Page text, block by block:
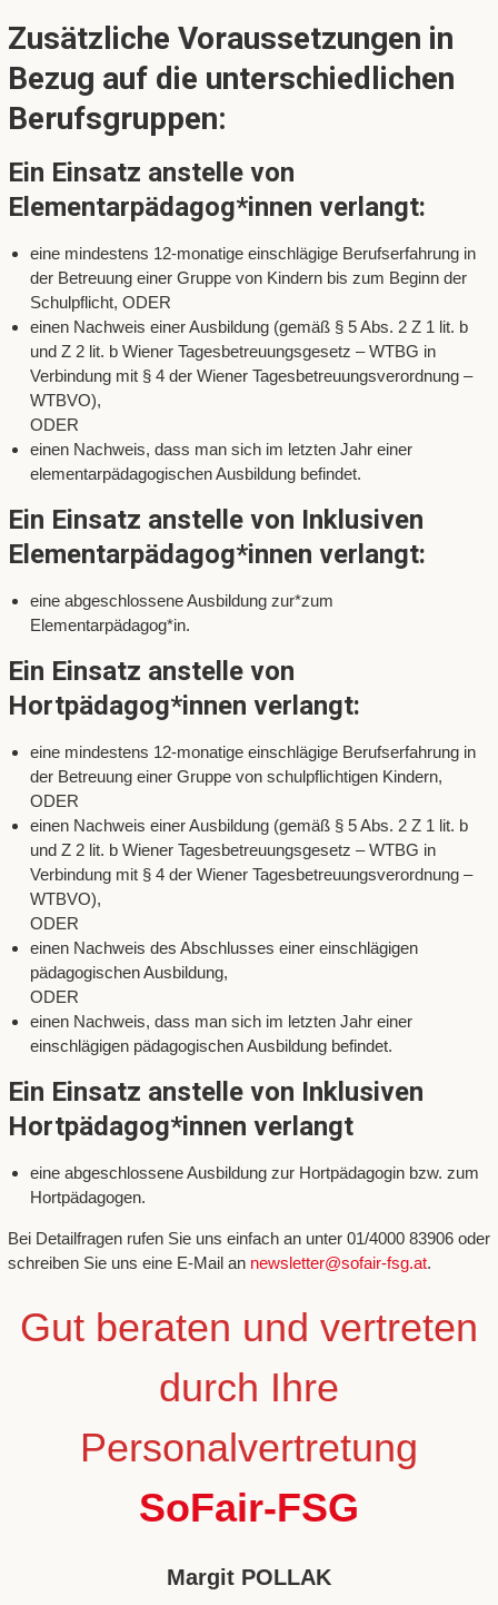
Zusätzliche Voraussetzungen in
Bezug auf die unterschiedlichen
Berufsgruppen:
Ein Einsatz anstelle von
Elementarpädagog*innen verlangt:
eine mindestens 12-monatige einschlägige Berufserfahrung in
der Betreuung einer Gruppe von Kindern bis zum Beginn der
Schulpflicht, ODER
einen Nachweis einer Ausbildung (gemäß § 5 Abs. 2 Z 1 lit. b
und Z 2 lit. b Wiener Tagesbetreuungsgesetz – WTBG in
Verbindung mit § 4 der Wiener Tagesbetreuungsverordnung –
WTBVO),
ODER
einen Nachweis, dass man sich im letzten Jahr einer
elementarpädagogischen Ausbildung befindet.
Ein Einsatz anstelle von Inklusiven
Elementarpädagog*innen verlangt:
eine abgeschlossene Ausbildung zur*zum
Elementarpädagog*in.
Ein Einsatz anstelle von
Hortpädagog*innen verlangt:
eine mindestens 12-monatige einschlägige Berufserfahrung in
der Betreuung einer Gruppe von schulpflichtigen Kindern,
ODER
einen Nachweis einer Ausbildung (gemäß § 5 Abs. 2 Z 1 lit. b
und Z 2 lit. b Wiener Tagesbetreuungsgesetz – WTBG in
Verbindung mit § 4 der Wiener Tagesbetreuungsverordnung –
WTBVO),
ODER
einen Nachweis des Abschlusses einer einschlägigen
pädagogischen Ausbildung,
ODER
einen Nachweis, dass man sich im letzten Jahr einer
einschlägigen pädagogischen Ausbildung befindet.
Ein Einsatz anstelle von Inklusiven
Hortpädagog*innen verlangt
eine abgeschlossene Ausbildung zur Hortpädagogin bzw. zum
Hortpädagogen.
Bei Detailfragen rufen Sie uns einfach an unter 01/4000 83906 oder
schreiben Sie uns eine E-Mail an newsletter@sofair-fsg.at.
Gut beraten und vertreten
durch Ihre
Personalvertretung
SoFair-FSG
Margit POLLAK